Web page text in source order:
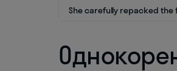
She carefully repacked the